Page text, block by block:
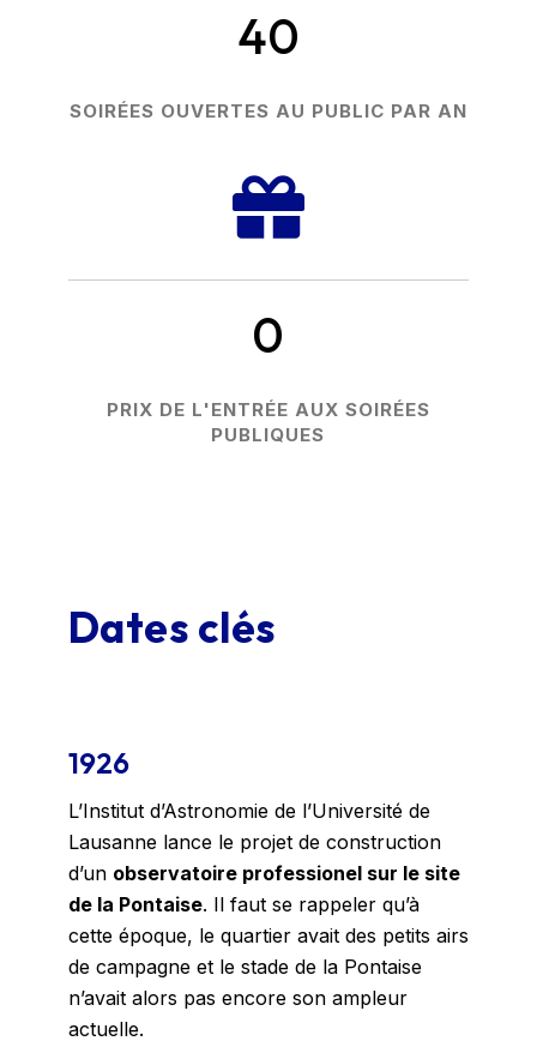
40
SOIRÉES OUVERTES AU PUBLIC PAR AN

0
PRIX DE L'ENTRÉE AUX SOIRÉES
PUBLIQUES
Dates clés
1926
L’Institut d’Astronomie de l’Université de
Lausanne lance le projet de construction
d’un observatoire professionel sur le site
de la Pontaise. Il faut se rappeler qu’à
cette époque, le quartier avait des petits airs
de campagne et le stade de la Pontaise
n’avait alors pas encore son ampleur
actuelle.